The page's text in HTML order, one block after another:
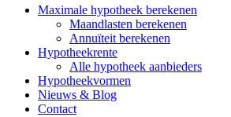
Maximale hypotheek berekenen
Maandlasten berekenen
Annuïteit berekenen
Hypotheekrente
Alle hypotheek aanbieders
Hypotheekvormen
Nieuws & Blog
Contact